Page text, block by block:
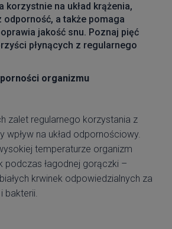
korzystnie na układ krążenia,
odporność, a także pomaga
jakość snu. Poznaj pięć
płynących z regularnego
organizmu
zalet regularnego korzystania z
wpływ na układ odpornościowy.
temperaturze organizm
podczas łagodnej gorączki –
krwinek odpowiedzialnych za
bakterii.